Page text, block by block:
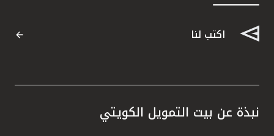
اكتب لنا
نبذة عن بيت التمويل الكويتي